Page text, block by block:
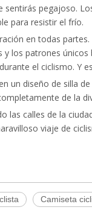
pegajoso.
para resistir el frío.
en todas
y los patrones
el ciclismo. Y
un diseño de silla
de la
las calles de la
viaje de
Camiseta